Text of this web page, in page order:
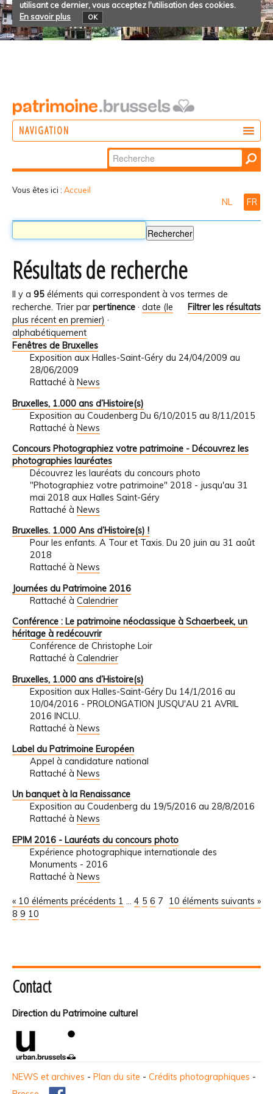
utilisant ce dernier, vous acceptez l'utilisation des cookies.
En savoir plus
OK
NAVIGATION
Chercher par
Recherche
Vous êtes ici : Accueil
NL FR
Résultats de recherche
Il y a 95 éléments qui correspondent à vos termes de
recherche.
Filtrer les résultats
Trier par pertinence · date (le
plus récent en premier) ·
alphabétiquement
Fenêtres de Bruxelles
Exposition aux Halles-Saint-Géry du 24/04/2009 au
28/06/2009
Rattaché à News
Bruxelles, 1.000 ans d’Histoire(s)
Exposition au Coudenberg Du 6/10/2015 au 8/11/2015
Rattaché à News
Concours Photographiez votre patrimoine - Découvrez les
photographies lauréates
Découvrez les lauréats du concours photo
"Photographiez votre patrimoine" 2018 - jusqu'au 31
mai 2018 aux Halles Saint-Géry
Rattaché à News
Bruxelles. 1.000 Ans d’Histoire(s) !
Pour les enfants. A Tour et Taxis. Du 20 juin au 31 août
2018
Rattaché à News
Journées du Patrimoine 2016
Rattaché à Calendrier
Conférence : Le patrimoine néoclassique à Schaerbeek, un
héritage à redécouvrir
Conférence de Christophe Loir
Rattaché à Calendrier
Bruxelles, 1.000 ans d’Histoire(s)
Exposition aux Halles-Saint-Géry Du 14/1/2016 au
10/04/2016 - PROLONGATION JUSQU'AU 21 AVRIL
2016 INCLU.
Rattaché à News
Label du Patrimoine Européen
Appel à candidature national
Rattaché à News
Un banquet à la Renaissance
Exposition au Coudenberg du 19/5/2016 au 28/8/2016
Rattaché à News
EPIM 2016 - Lauréats du concours photo
Expérience photographique internationale des
Monuments - 2016
Rattaché à News
« 10 éléments précédents 10 éléments suivants »
1 ... 4 5 6 7
8 9 10
Contact
Direction du Patrimoine culturel
NEWS et archives - Plan du site - Crédits photographiques -